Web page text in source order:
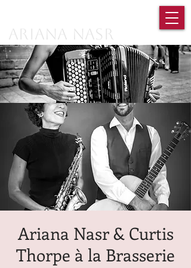
Ariana Nasr
Ariana Nasr & Curtis
Thorpe à la Brasserie